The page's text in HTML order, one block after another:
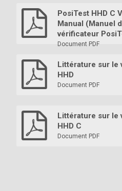
PosiTest HHD C
Manual (Manuel
vérificateur
Document PDF
Littérature sur le
HHD
Document PDF
Littérature sur le
HHD C
Document PDF